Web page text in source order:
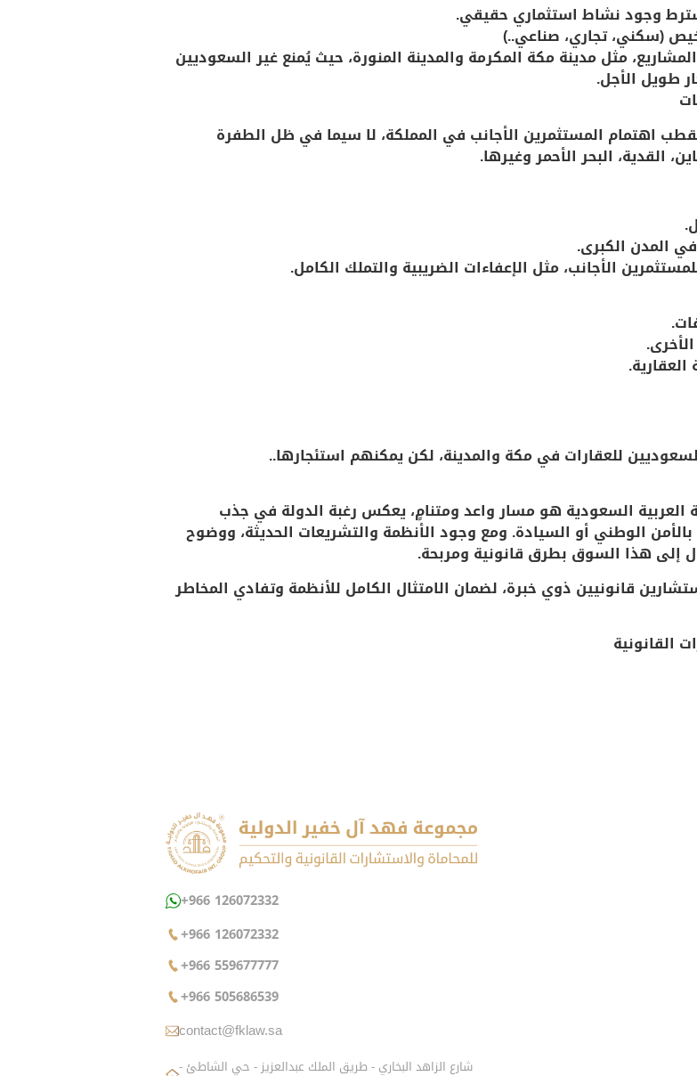
وجود نشاط استثماري حقيقي.
(سكني، تجاري، صناعي..)
، مثل مدينة مكة المكرمة والمدينة المنورة، حيث يُمنع غير السعوديين
طويل الأجل.
اهتمام المستثمرين الأجانب في المملكة، لا سيما في ظل الطفرة
القدية، البحر الأحمروغيرها.
المدن الكبرى.
الأجانب، مثل الإعفاءات الضريبية والتملك الكامل.
للعقارات في مكة والمدينة، لكن يمكنهم استئجارها..
العربية السعودية هو مسار واعد ومتنامٍ، يعكس رغبة الدولة في جذب
الوطني أو السيادة. ومع وجود الأنظمة والتشريعات الحديثة، ووضوح
إلى هذا السوق بطرق قانونية ومربحة.
قانونيين ذوي خبرة، لضمان الامتثال الكامل للأنظمة وتفادي المخاطر
القانونية
+966 126072332
+966 126072332
+966 559677777
+966 505686539
contact@fklaw.sa
شارع الزاهد البخاري - طريق الملك عبدالعزيز - حي الشاطئ -